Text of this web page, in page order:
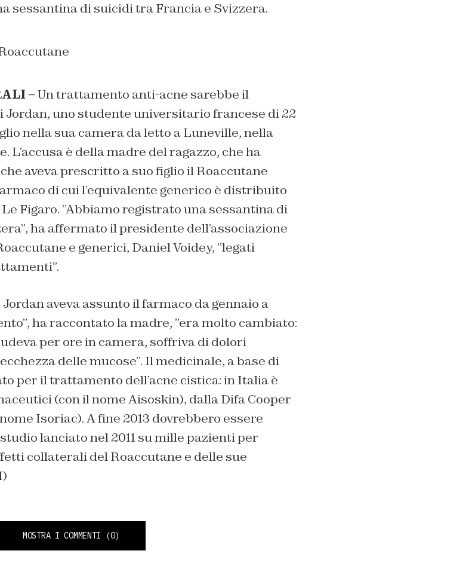
sessantina di suicidi tra Francia e Svizzera.
–Un trattamento anti-acne sarebbe il
uno studente universitario francese di 22
nella sua camera da letto a Luneville, nella
L’accusa è della madre del ragazzo, che ha
aveva prescritto a suo figlio il Roaccutane
di cui l’equivalente generico è distribuito
Figaro. ”Abbiamo registrato una sessantina di
ha affermato il presidente dell’associazione
e generici, Daniel Voidey, ”legati
Jordan aveva assunto il farmaco da gennaio a
ha raccontato la madre, ”era molto cambiato:
per ore in camera, soffriva di dolori
delle mucose”. Il medicinale, a base di
per il trattamento dell’acne cistica: in Italia è
(con il nome Aisoskin), dalla Difa Cooper
Isoriac). A fine 2013 dovrebbero essere
lanciato nel 2011 su mille pazienti per
collaterali del Roaccutane e delle sue
MOSTRA I COMMENTI (0)